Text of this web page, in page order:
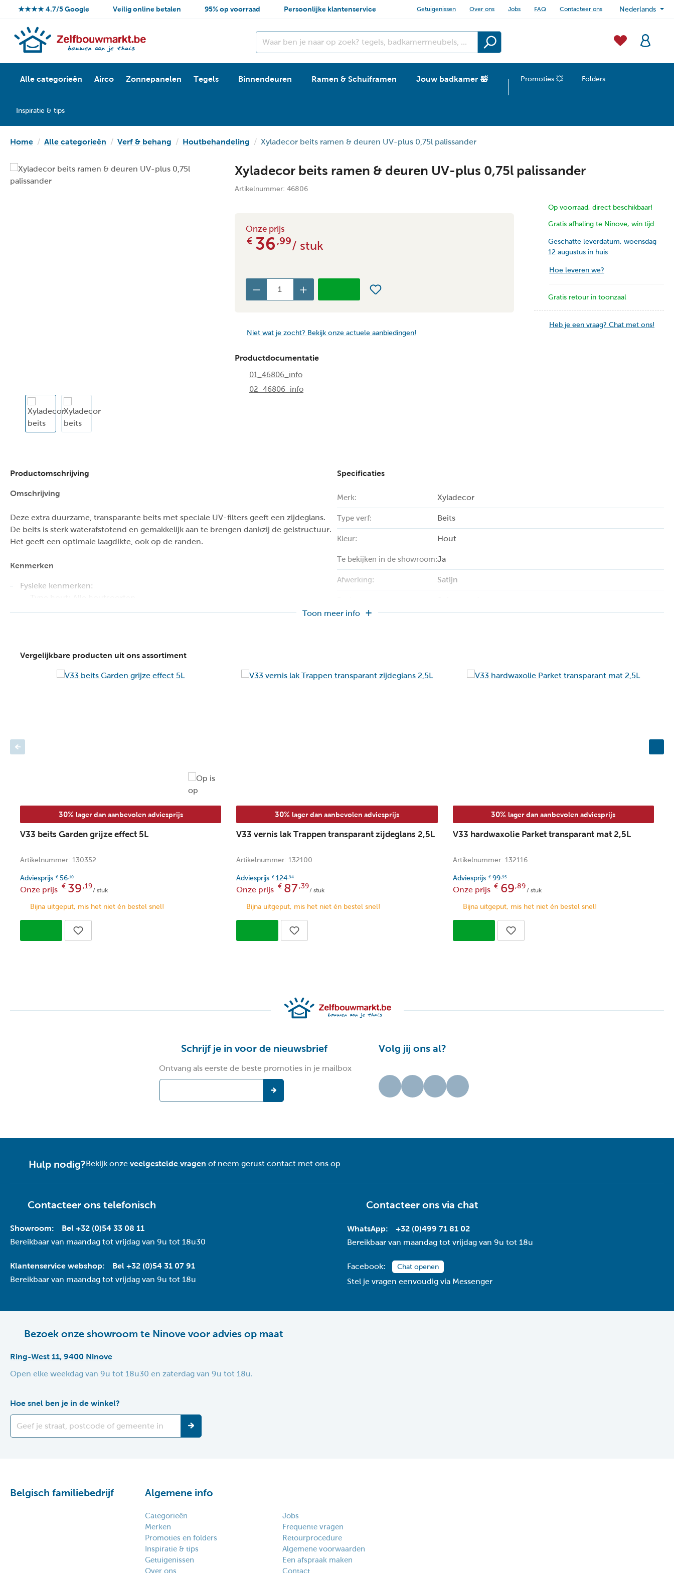
★★★★ 4.7/5 Google Veilig online betalen 95% op voorraad Persoonlijke klantenservice Getuigenissen Over ons Jobs FAQ Contacteer ons Nederlands
Alle categorieën Airco Zonnepanelen Tegels Binnendeuren Ramen & Schuiframen Jouw badkamer 🛀 Promoties 💥 Folders
Inspiratie & tips
Home Alle categorieën Verf & behang Houtbehandeling Xyladecor beits ramen & deuren UV-plus 0,75l palissander
Xyladecor beits ramen & deuren UV-plus 0,75l palissander
Artikelnummer: 46806
Onze prijs
€ 36 ,99/ stuk
Niet wat je zocht? Bekijk onze actuele aanbiedingen!
Productdocumentatie
01_46806_info
02_46806_info
Op voorraad, direct beschikbaar!
Gratis afhaling te Ninove, win tijd
Geschatte leverdatum, woensdag
12 augustus in huis
Hoe leveren we?
Gratis retour in toonzaal
Heb je een vraag? Chat met ons!
Productomschrijving
Omschrijving
Deze extra duurzame, transparante beits met speciale UV-filters geeft een zijdeglans.
De beits is sterk waterafstotend en gemakkelijk aan te brengen dankzij de gelstructuur.
Het geeft een optimale laagdikte, ook op de randen.
Kenmerken
Fysieke kenmerken:
Verfbasis: Solventgedragen
Technische kenmerken:
Binnen/buitengebruik: Buiten
Waarschuwingen (H-zinnen) EUH208: Bevat 1.2-Benzisothiazol-3(2H)-on. Kan een
allergische reactie veroorzaken.
Specificaties
Merk: Xyladecor
Type verf: Beits
Kleur: Hout
Te bekijken in de showroom:Ja
Afwerking: Satijn
Overschilderbaar na:
Toon meer info
Vergelijkbare producten uit ons assortiment
30% lager dan aanbevolen adviesprijs
V33 beits Garden grijze effect 5L
Artikelnummer: 130352
Adviesprijs € 56 ,10
Onze prijs € 39,19
/ stuk
Bijna uitgeput, mis het niet én bestel snel!
30% lager dan aanbevolen adviesprijs
V33 vernis lak Trappen transparant zijdeglans 2,5L
Artikelnummer: 132100
Adviesprijs € 124 ,94
Onze prijs € 87,39
/ stuk
Bijna uitgeput, mis het niet én bestel snel!
30%lager dan aanbevolen adviesprijs
V33 hardwaxolie Parket transparant mat 2,5L
Artikelnummer: 132116
Adviesprijs € 99 ,95
Onze prijs € 69,89
/ stuk
Bijna uitgeput, mis het niet én bestel snel!
Schrijf je in voor de nieuwsbrief
Ontvang als eerste de beste promoties in je mailbox
Volg jij ons al?
Hulp nodig?Bekijk onze veelgestelde vragen of neem gerust contact met ons op
Contacteer ons telefonisch
Showroom:
Bel +32 (0)54 33 08 11
Bereikbaar van maandag tot vrijdag van 9u tot 18u30
Klantenservice webshop:
Bel +32 (0)54 31 07 91
Bereikbaar van maandag tot vrijdag van 9u tot 18u
Contacteer ons via chat
WhatsApp:
+32 (0)499 71 81 02
Bereikbaar van maandag tot vrijdag van 9u tot 18u
Facebook: Chat openen
Stel je vragen eenvoudig via Messenger
Bezoek onze showroom te Ninove voor advies op maat
Ring-West 11, 9400 Ninove
Open elke weekdag van 9u tot 18u30 en zaterdag van 9u tot 18u.
Hoe snel ben je in de winkel?
Belgisch familiebedrijf Algemene info
Categorieën
Merken
Promoties en folders
Inspiratie & tips
Getuigenissen
Over ons
Jobs
Frequente vragen
Retourprocedure
Algemene voorwaarden
Een afspraak maken
Contact